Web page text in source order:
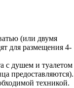
(или двумя
для размещения 4-
с душем и туалетом
предоставляются).
техникой.